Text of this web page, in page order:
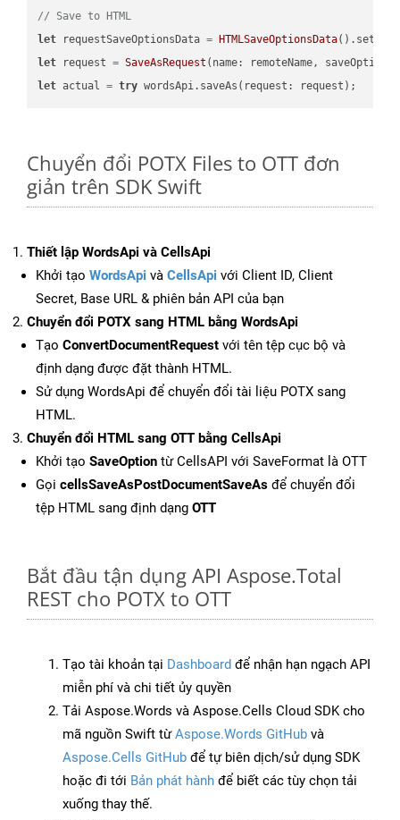
// Save to HTML
let requestSaveOptionsData = HTMLSaveOptionsData
let request = SaveAsRequest (name: remoteName,
let actual = try
Chuyển đổi POTX Files to OTT đơn
giản trên SDK Swift
Thiết lập WordsApi và CellsApi
Khởi tạo WordsApi và CellsApi với Client ID, Client
Secret, Base URL & phiên bản API của bạn
Chuyển đổi POTX sang HTML bằng WordsApi
Tạo ConvertDocumentRequest với tên tệp cục bộ và
định dạng được đặt thành HTML.
Sử dụng WordsApi để chuyển đổi tài liệu POTX sang
HTML.
Chuyển đổi HTML sang OTT bằng CellsApi
Khởi tạo SaveOption từ CellsAPI với SaveFormat là OTT
Gọi cellsSaveAsPostDocumentSaveAs để chuyển đổi
tệp HTML sang định dạng OTT
Bắt đầu tận dụng API Aspose.Total
REST cho POTX to OTT
Tạo tài khoản tại Dashboard để nhận hạn ngạch API
miễn phí và chi tiết ủy quyền
Tải Aspose.Words và Aspose.Cells Cloud SDK cho
mã nguồn Swift từAspose.Words GitHub và
Aspose.Cells GitHub để tự biên dịch/sử dụng SDK
hoặc đi tới Bản phát hành để biết các tùy chọn tải
xuống thay thế.